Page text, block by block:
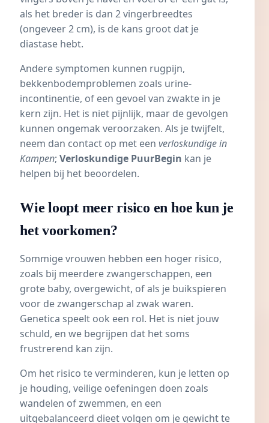
als het breder is dan 2 vingerbreedtes
(ongeveer 2 cm), is de kans groot dat je
diastase hebt.
Andere symptomen kunnen rugpijn,
bekkenbodemproblemen zoals urine-
incontinentie, of een gevoel van zwakte in je
kern zijn. Het is niet pijnlijk, maar de gevolgen
kunnen ongemak veroorzaken. Als je twijfelt,
neem dan contact op met een verloskundige in
Kampen; Verloskundige PuurBegin kan je
helpen bij het beoordelen.
Wie loopt meer risico en hoe kun je
het voorkomen?
Sommige vrouwen hebben een hoger risico,
zoals bij meerdere zwangerschappen, een
grote baby, overgewicht, of als je buikspieren
voor de zwangerschap al zwak waren.
Genetica speelt ook een rol. Het is niet jouw
schuld, en we begrijpen dat het soms
frustrerend kan zijn.
Om het risico te verminderen, kun je letten op
je houding, veilige oefeningen doen zoals
wandelen ofzwemmen, en een
uitgebalanceerd dieet volgen om je gewicht te